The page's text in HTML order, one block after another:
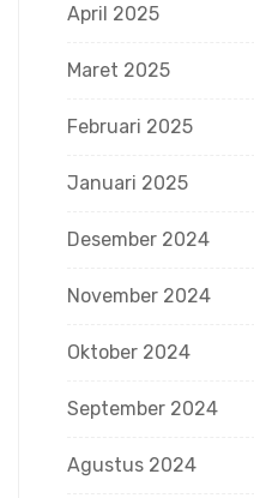
April 2025
Maret 2025
Februari 2025
Januari 2025
Desember 2024
November 2024
Oktober 2024
September 2024
Agustus 2024